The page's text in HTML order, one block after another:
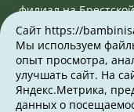
филиал на
Задать вопрос
г. Барнаул,
Сайт https://
Мы используем
опыт просмотра,
улучшать сайт. На
Яндекс.Метрика,
данных о